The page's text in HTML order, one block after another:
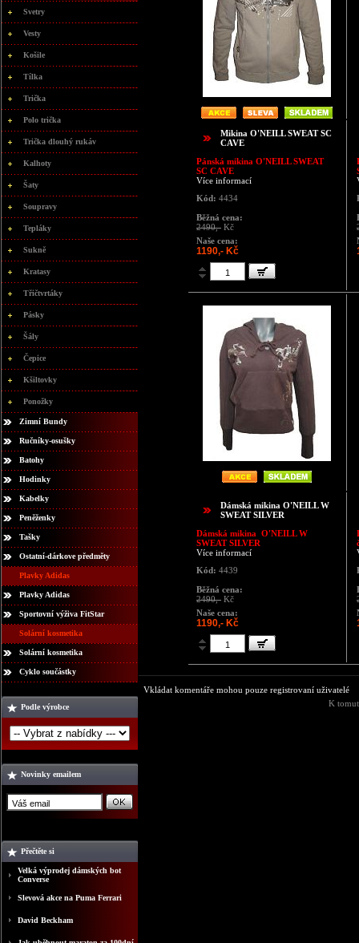
Svetry
Vesty
Košile
Tílka
Trička
Polo trička
Trička dlouhý rukáv
Kalhoty
Šaty
Soupravy
Tepláky
Sukně
Kratasy
Třičtvrtáky
Pásky
Šály
Čepice
Kšiltovky
Ponožky
Zimní Bundy
Ručníky-osušky
Batohy
Hodinky
Kabelky
Peněženky
Tašky
Ostatní-dárkove předměty
Plavky Adidas
Plavky Adidas
Sportovní výživa FitStar
Solární kosmetika
Solární kosmetika
Cyklo součástky
Podle výrobce
Novinky emailem
Přečtěte si
Velká výprodej dámských bot
Converse
Slevová akce na Puma Ferrari
David Beckham
Mikina O'NEILL SWEAT SC
CAVE
Pánská mikina O'NEILL SWEAT
SC CAVE
Více informací
Kód: 4434
Běžná cena:
2490,- Kč
Naše cena:
1190,- Kč
Dámská mikina O'NEILL W
SWEAT SILVER
Dámská mikina O'NEILL W
SWEAT SILVER
Více informací
Kód: 4439
Běžná cena:
2490,- Kč
Naše cena:
1190,- Kč
Vkládat komentáře mohou pouze registrovaní uživatelé
K